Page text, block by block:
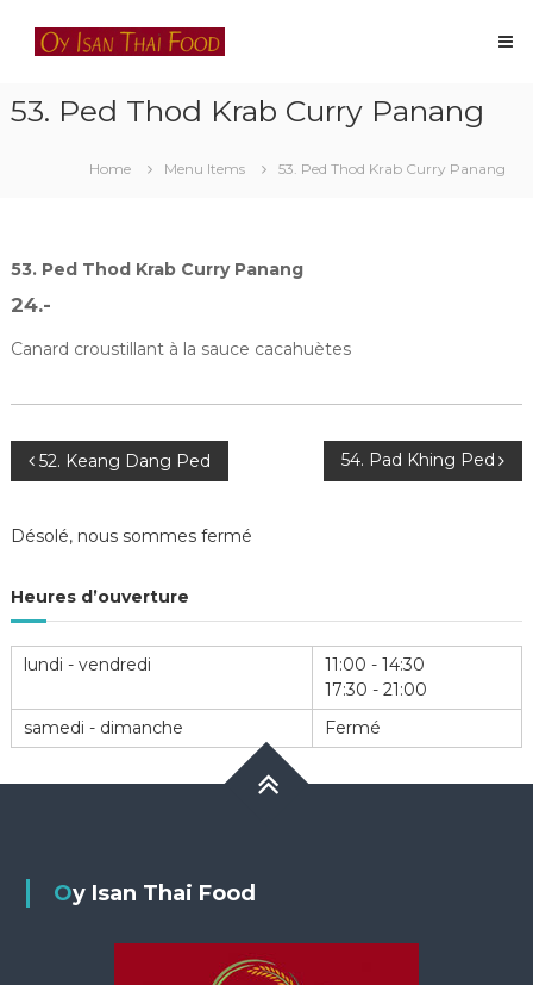
content
Oy
Isan
Food
53. Ped Thod Krab Curry Panang
Home Menu Items 53. Ped Thod Krab Curry Panang
53. Ped Thod Krab Curry Panang
24.-
Canard croustillant à la sauce cacahuètes
Navigation
de
52. Keang Dang Ped 54. Pad Khing Ped
Désolé, nous sommes fermé
Heures d’ouverture
lundi - vendredi
11:00 - 14:30
17:30 - 21:00
samedi - dimanche
Fermé
Oy Isan Thai Food